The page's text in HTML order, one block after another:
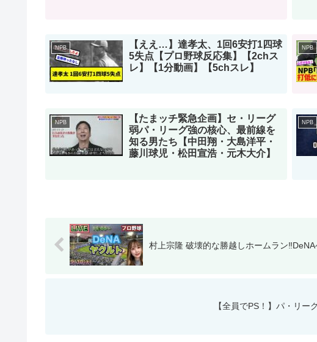
NPB
【ええ…】達孝太、1回6安打1四球
5失点【プロ野球反応集】【2chス
レ】【1分動画】【5chスレ】
NPB
NPB
【たまッチ緊急企画】セ・リーグ
弱パ・リーグ強の核心、最前線を
知る男たち【中田翔・大島洋平・
藤川球児・松田宣浩・元木大介】
NPB
村上宗隆 破壊的な勝越しホームラン
【全員でPS！】パ・リー